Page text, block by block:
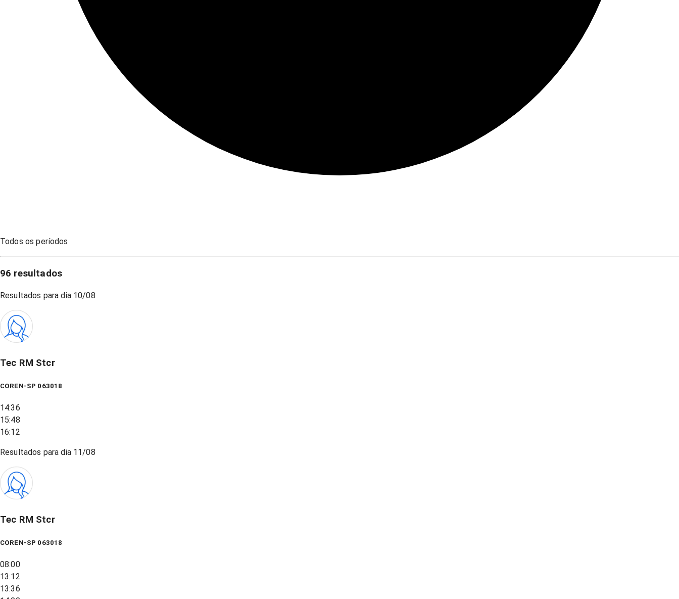
Todos os períodos
96 resultados
Resultados para dia 10/08
Tec RM Stcr
COREN-SP 063018
14:36
15:48
16:12
Resultados para dia 11/08
Tec RM Stcr
COREN-SP 063018
08:00
13:12
13:36